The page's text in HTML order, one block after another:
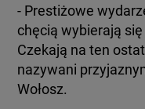
- Prestiżowe
chęcią wybierają
Czekają na ten
nazywani
Wołosz.